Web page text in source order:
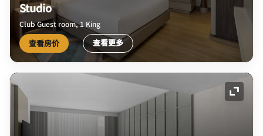
Studio
Club Guest room, 1 King
查看房价 查看更多
展开